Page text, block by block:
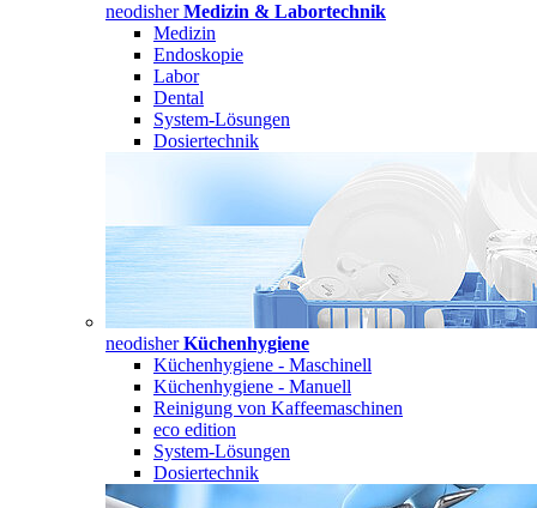
neodisherMedizin & Labortechnik
Medizin
Endoskopie
Labor
Dental
System-Lösungen
Dosiertechnik
neodisherKüchenhygiene
Küchenhygiene - Maschinell
Küchenhygiene - Manuell
Reinigung von Kaffeemaschinen
eco edition
System-Lösungen
Dosiertechnik